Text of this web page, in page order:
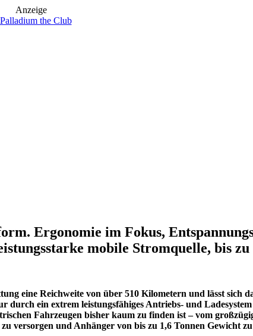
Anzeige
Ergonomie im Fokus,
mobile Stromquelle, bis zu
eine Reichweite von über 510 Kilometern und lässt sich
ein extrem leistungsfähiges Antriebs- und
Fahrzeugen bisher kaum zu finden ist – vom
versorgen und Anhänger von bis zu 1,6 Tonnen Gewicht